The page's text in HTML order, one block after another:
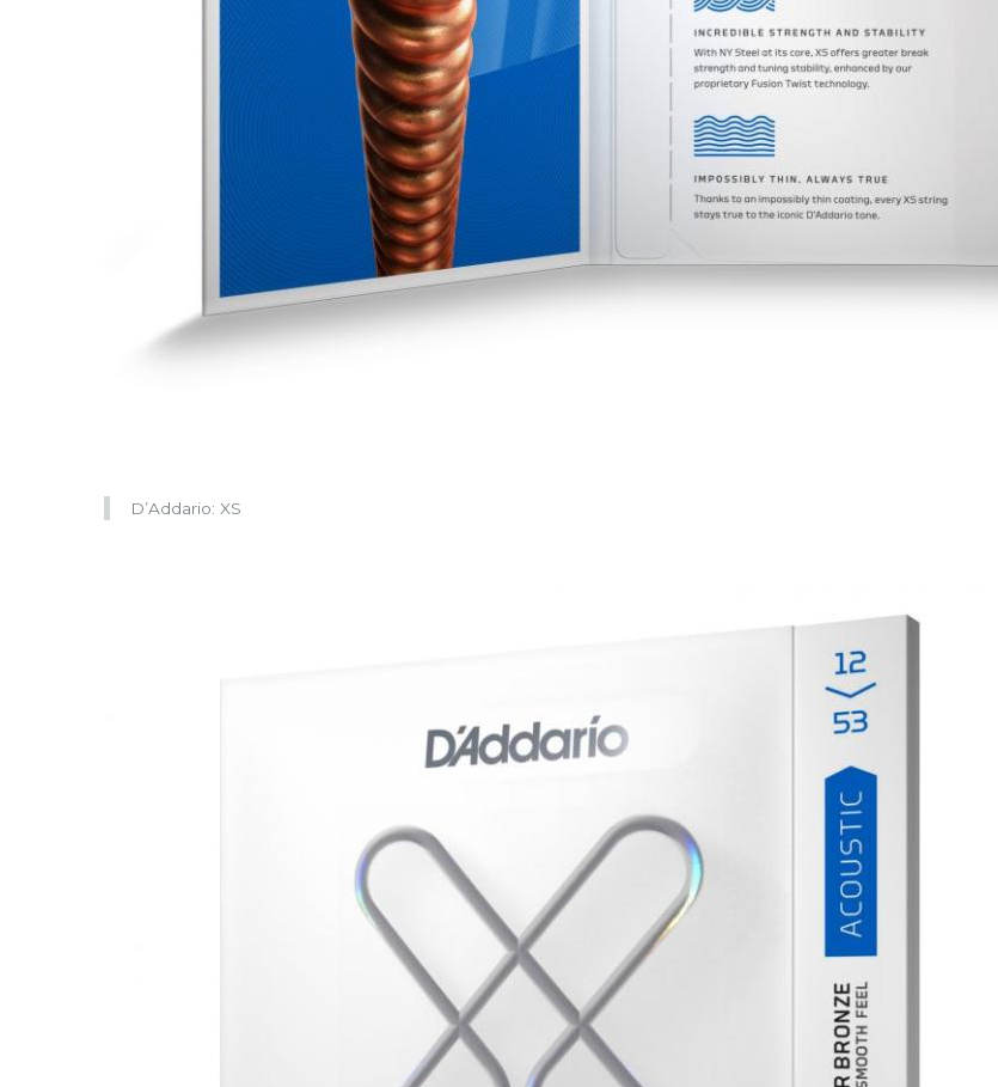
D’Addario: XS